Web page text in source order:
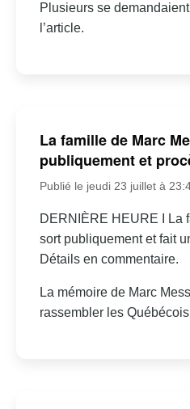
Plusieurs se
l’article.
La famille de Marc
publiquement et
Publié le jeudi 23 juillet à
DERNIÈRE HEURE I La
sort publiquement et fait
Détails en commentaire.
La mémoire de Marc
rassembler les